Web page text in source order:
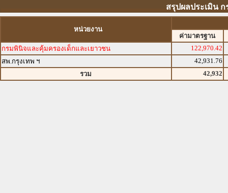
สรุปผลประเมิน
หน่วยงาน
ค่ามาตรฐาน
กรมพินิจและคุ้มครองเด็กและเยาวชน
122,970.42
สพ.กรุงเทพ ฯ
42,931.76
รวม
42,932